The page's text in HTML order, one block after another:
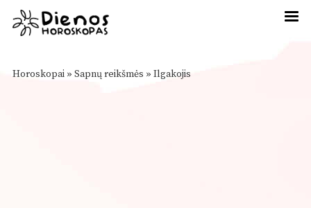
Horoskopai » Sapnų reikšmės » Ilgakojis